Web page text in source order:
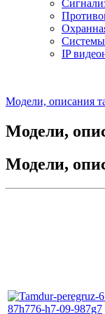
IP
Модели, описания
Модели,
Модели,